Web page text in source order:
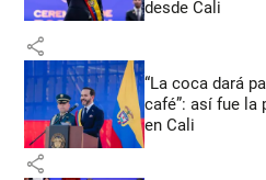
desde Cali
share
“La coca dará
café”: así fue la
en Cali
share